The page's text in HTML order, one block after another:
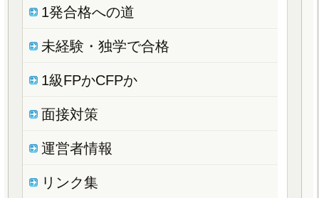
1発合格への道
未経験・独学で合格
1級FPかCFPか
面接対策
運営者情報
リンク集